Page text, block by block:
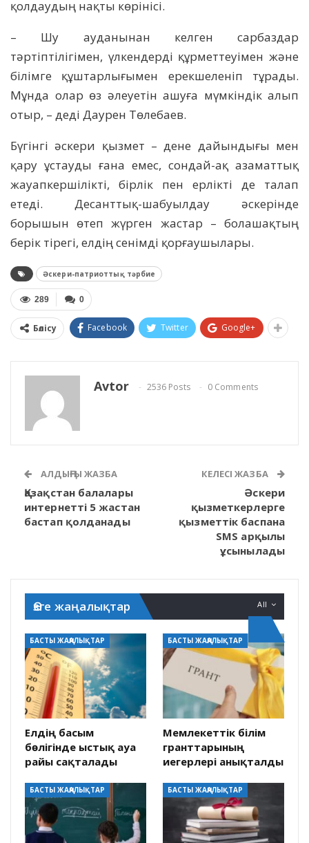
қолдаудың нақты көрінісі.
– Шу ауданынан келген сарбаздар
тәртіптілігімен, үлкендерді құрметтеуімен және
білімге құштарлығымен ерекшеленіп тұрады.
Мұнда олар өз әлеуетін ашуға мүмкіндік алып
отыр, – деді Даурен Төлебаев.
Бүгінгі әскери қызмет – дене дайындығы мен
қару ұстауды ғана емес, сондай-ақ азаматтық
жауапкершілікті, бірлік пен ерлікті де талап
етеді. Десанттық-шабуылдау әскерінде
борышын өтеп жүрген жастар – болашақтың
берік тірегі, елдің сенімді қорғаушылары.
Әскери-патриоттық тәрбие
0
289
Бөлісу Facebook Twitter Google+
Avtor 2536 Posts 0 Comments
АЛДЫҢҒЫ ЖАЗБА
Қазақстан балалары
интернетті 5 жастан
бастап қолданады
КЕЛЕСІ ЖАЗБА
Әскери
қызметкерлерге
қызметтік баспана
SMS арқылы
ұсынылады
All
Өзге жаңалықтар
БАСТЫ ЖАҢАЛЫҚТАР
Елдің басым
бөлігінде ыстық ауа
райы сақталады
БАСТЫ ЖАҢАЛЫҚТАР
Мемлекеттік білім
гранттарының
иегерлері анықталды
БАСТЫ ЖАҢАЛЫҚТАР БАСТЫ ЖАҢАЛЫҚТАР